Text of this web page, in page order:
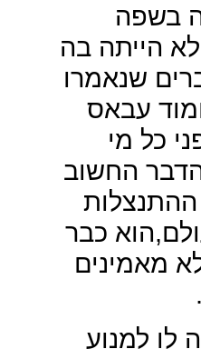
בשפה
הייתה בה
שנאמרו
עבאס
כל מי
החשוב
כבר
מאמינים
לו למנוע